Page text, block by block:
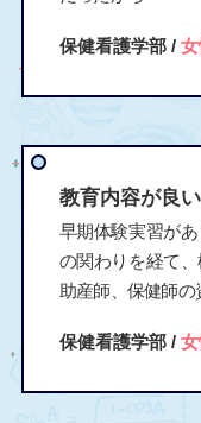
保健看護学部 /
教育内容が良い
早期体験実習が
の関わりを経て、
助産師、保健師
保健看護学部 /